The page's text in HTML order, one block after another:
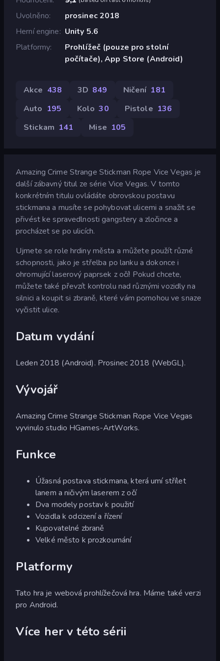
Uvolněno
prosinec 2018
Herní engine
Unity 5.6
Platformy
Prohlížeč (pouze pro stolní
počítače), App Store (Android)
Akce 438 3D 849 Ničení 181
Auto 195 Kolo 30 Pistole 136
Stickam 141 Mise 105
Amazing Crime Strange Stickman Rope Vice Vegas je
další zábavný titul ze série Vice Vegas. V tomto
konkrétním titulu ovládáte obrovskou postavu
stickmana a musíte se pohybovat ulicemi a snažit se
přivést ke spravedlnosti gangstery a zločince a
procházet se po ulicích.
Ujmete se role hrdiny města a můžete použít různé
schopnosti, jako je střelba po lanku a dokonce i
ohromující laserový paprsek z očí! Pokud chcete,
můžete také převzít kontrolu nad různými vozidly na
silnici a koupit si zbraně, které vám pomohou ve snaze
vyčistit ulice.
Datum vydání
Leden 2018 (Android). Prosinec 2018 (WebGL).
Vývojář
Amazing Crime Strange Stickman Rope Vice Vegas
vyvinulo studio HGames-ArtWorks.
Funkce
Úžasná postava stickmana, která umí střílet
lanem a ničivým laserem z očí
Dva modely postav k použití
Vozidla k odcizení a řízení
Kupovatelné zbraně
Velké město k prozkoumání
Platformy
Tato hra je webová prohlížečová hra. Máme také verzi
pro Android.
Více her v této sérii